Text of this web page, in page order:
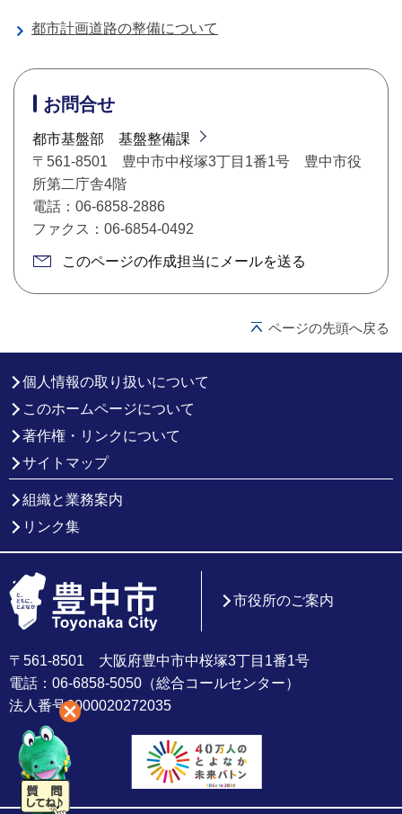
都市計画道路の整備について
お問合せ
都市基盤部 基盤整備課
〒561-8501 豊中市中桜塚3丁目1番1号 豊中市役
所第二庁舎4階
電話：06-6858-2886
ファクス：06-6854-0492
このページの作成担当にメールを送る
ページの先頭へ戻る
個人情報の取り扱いについて
このホームページについて
著作権・リンクについて
サイトマップ
組織と業務案内
リンク集
〒561-8501 大阪府豊中市中桜塚3丁目1番1号
電話：06-6858-5050（総合コールセンター）
法人番号6000020272035
市役所のご案内